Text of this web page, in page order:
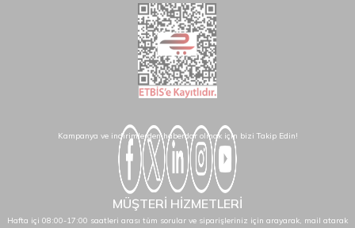
Kampanya ve indirimlerden haberdar olmak için bizi Takip Edin!
MÜŞTERİ HİZMETLERİ
Hafta içi 08:00-17:00 saatleri arası tüm sorular ve siparişleriniz için arayarak, mail atarak